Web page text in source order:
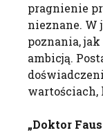
pragnienie
nieznane. W
poznania,
ambicją.
wartościach,
„Doktor